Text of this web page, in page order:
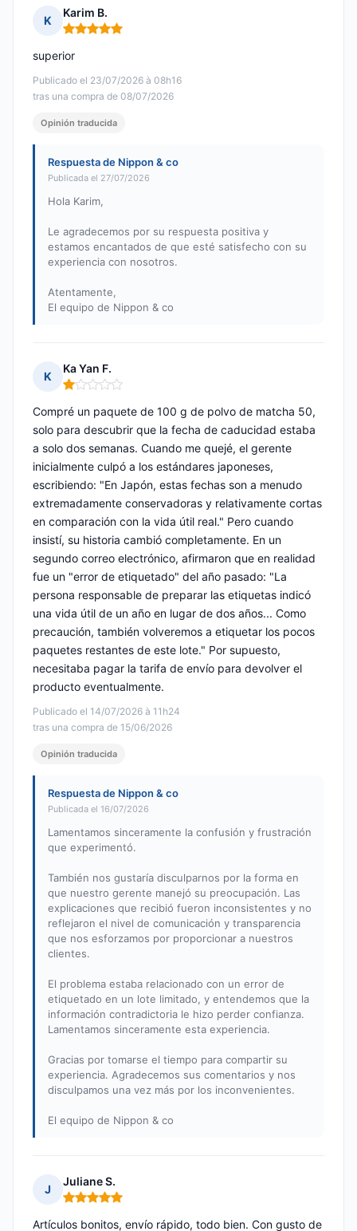
K
Karim B.
Nota: 5 de 5
Publicado el 23/07/2026 à 08h16
tras una compra de 08/07/2026
superior
Opinión traducida
Respuesta de Nippon & co
Publicada el 27/07/2026
Hola Karim,
Le agradecemos por su respuesta positiva y
estamos encantados de que esté satisfecho con su
experiencia con nosotros.
Atentamente,
El equipo de Nippon & co
K
Ka Yan F.
Nota: 1 de 5
Publicado el 14/07/2026 à 11h24
tras una compra de 15/06/2026
Compré un paquete de 100 g de polvo de matcha 50,
solo para descubrir que la fecha de caducidad estaba
a solo dos semanas. Cuando me quejé, el gerente
inicialmente culpó a los estándares japoneses,
escribiendo: "En Japón, estas fechas son a menudo
extremadamente conservadoras y relativamente cortas
en comparación con la vida útil real." Pero cuando
insistí, su historia cambió completamente. En un
segundo correo electrónico, afirmaron que en realidad
fue un "error de etiquetado" del año pasado: "La
persona responsable de preparar las etiquetas indicó
una vida útil de un año en lugar de dos años... Como
precaución, también volveremos a etiquetar los pocos
paquetes restantes de este lote." Por supuesto,
necesitaba pagar la tarifa de envío para devolver el
producto eventualmente.
Opinión traducida
Respuesta de Nippon & co
Publicada el 16/07/2026
Lamentamos sinceramente la confusión y frustración
que experimentó.
También nos gustaría disculparnos por la forma en
que nuestro gerente manejó su preocupación. Las
explicaciones que recibió fueron inconsistentes y no
reflejaron el nivel de comunicación y transparencia
que nos esforzamos por proporcionar a nuestros
clientes.
El problema estaba relacionado con un error de
etiquetado en un lote limitado, y entendemos que la
información contradictoria le hizo perder confianza.
Lamentamos sinceramente esta experiencia.
Gracias por tomarse el tiempo para compartir su
experiencia. Agradecemos sus comentarios y nos
disculpamos una vez más por los inconvenientes.
El equipo de Nippon & co
J
Juliane S.
Nota: 5 de 5
Artículos bonitos, envío rápido, todo bien. Con gusto de